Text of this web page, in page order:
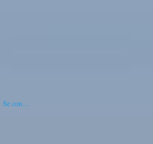
Se connecter